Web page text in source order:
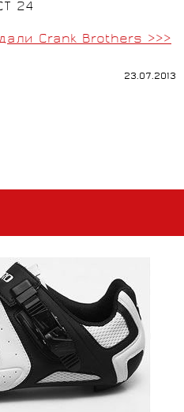
24
Crank Brothers >>>
23.07.2013